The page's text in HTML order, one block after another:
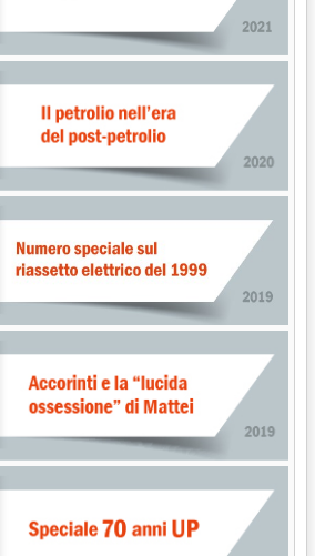
ANIG'
DELL'INDAGINE CONOSCITIVA SUI